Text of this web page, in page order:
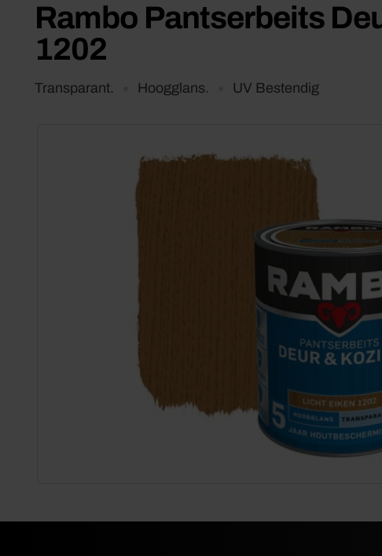
Rambo Pantserbeits
1202
Transparant. Hoogglans. UV Bestendig